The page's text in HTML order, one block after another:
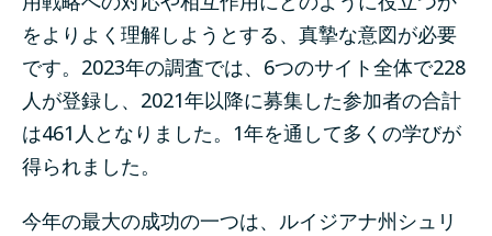
をよりよく理解しようとする、真摯な意図が必要
です。2023年の調査では、6つのサイト全体で228
人が登録し、2021年以降に募集した参加者の合計
は461人となりました。1年を通して多くの学びが
得られました。
今年の最大の成功の一つは、ルイジアナ州シュリ